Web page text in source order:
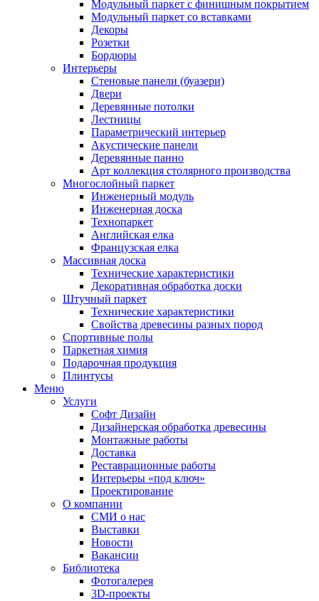
Модульный паркет с финишным покрытием
Модульный паркет со вставками
Декоры
Розетки
Бордюры
Интерьеры
Стеновые панели (буазери)
Двери
Деревянные потолки
Лестницы
Параметрический интерьер
Акустические панели
Деревянные панно
Арт коллекция столярного производства
Многослойный паркет
Инженерный модуль
Инженерная доска
Технопаркет
Английская елка
Французская елка
Массивная доска
Технические характеристики
Декоративная обработка доски
Штучный паркет
Технические характеристики
Свойства древесины разных пород
Спортивные полы
Паркетная химия
Подарочная продукция
Плинтусы
Меню
Услуги
Софт Дизайн
Дизайнерская обработка древесины
Монтажные работы
Доставка
Реставрационные работы
Интерьеры «под ключ»
Проектирование
О компании
СМИ о нас
Выставки
Новости
Вакансии
Библиотека
Фотогалерея
3D-проекты